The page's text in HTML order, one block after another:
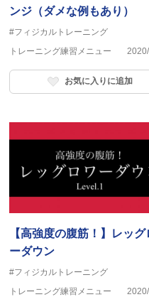
ンジ（ダメな例もあり）
#フィジカルトレーニング
トレーニング練習メニュー
お気に入りに追加
【高強度の腹筋！】レッグ
ーダウン
#フィジカルトレーニング
トレーニング練習メニュー